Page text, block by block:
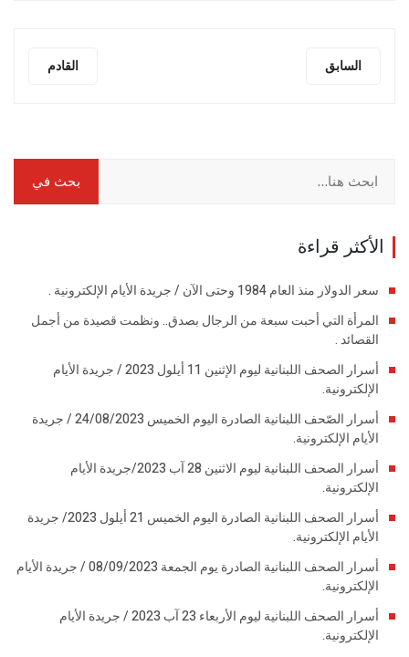
القادم السابق
الأكثر قراءة
سعر الدولار منذ العام 1984 وحتى الآن / جريدة الأيام الإلكترونية .
المرأة التي أحبت سبعة من الرجال بصدق.. ونظمت قصيدة من أجمل
القصائد .
أسرار الصحف اللبنانية ليوم الإثنين 11 أيلول 2023 / جريدة الأيام
الإلكترونية.
أسرار الصّحف اللبنانية الصادرة اليوم الخميس 24/08/2023 / جريدة
الأيام الإلكترونية.
أسرار الصحف اللبنانية ليوم الاثنين 28 آب 2023/جريدة الأيام
الإلكترونية.
أسرار الصحف اللبنانية الصادرة اليوم الخميس 21 أيلول 2023/ جريدة
الأيام الإلكترونية.
أسرار الصحف اللبنانية الصادرة يوم الجمعة 08/09/2023 / جريدة الأيام
الإلكترونية.
أسرار الصحف اللبنانية ليوم الأربعاء 23 آب 2023 / جريدة الأيام
الإلكترونية.